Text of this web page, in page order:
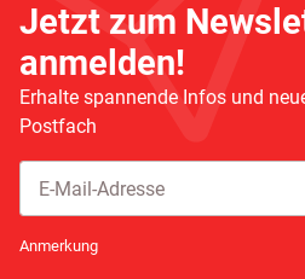
Jetzt zum
anmelden!
Erhalte spannende Infos und
Postfach
Anmerkung